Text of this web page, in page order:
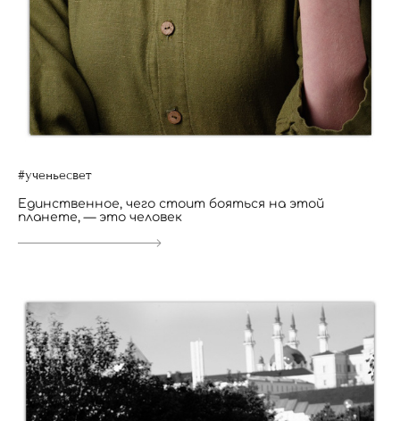
#ученьесвет
Единственное, чего стоит бояться на этой
планете, — это человек